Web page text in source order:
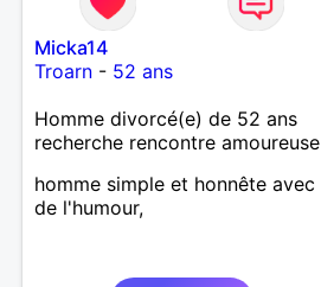
Micka14
Troarn - 52 ans
Homme divorcé(e) de 52 ans
recherche rencontre amoureuse
homme simple et honnête avec
de l'humour,